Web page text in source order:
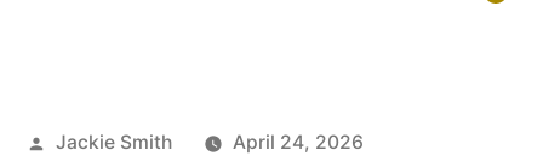
Posted
Jackie Smith April 24, 2026